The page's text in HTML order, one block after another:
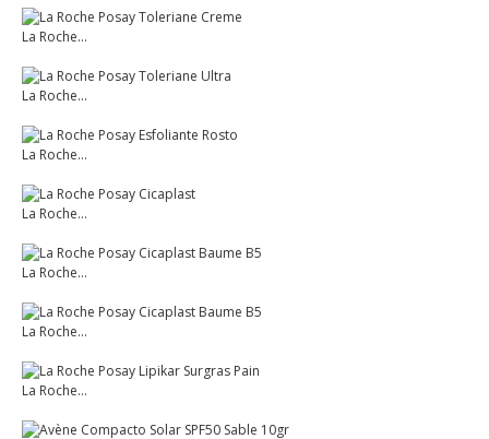
La Roche...
La Roche...
La Roche...
La Roche...
La Roche...
La Roche...
La Roche...